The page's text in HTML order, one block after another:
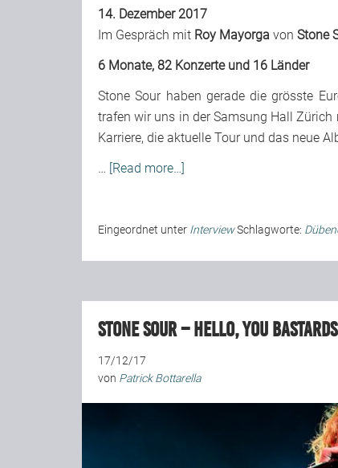
14. Dezember 2017
Im Gespräch mit Roy Mayorga von Stone
6 Monate, 82 Konzerte und 16 Länder
Stone Sour haben gerade die grösste
trafen wir uns in der Samsung Hall Zürich
Karriere, die aktuelle Tour und das neue
… [Read more…]
Eingeordnet unter InterviewSchlagworte:
Stone Sour – Hello, You
17/12/17
von Patrick Bottarella